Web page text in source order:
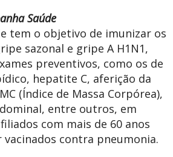
Saúde
tem o objetivo de imunizar os
sazonal e gripe A H1N1,
preventivos, como os de
hepatite C, aferição da
(Índice de Massa Corpórea),
entre outros, em
com mais de 60 anos
vacinados contra pneumonia.